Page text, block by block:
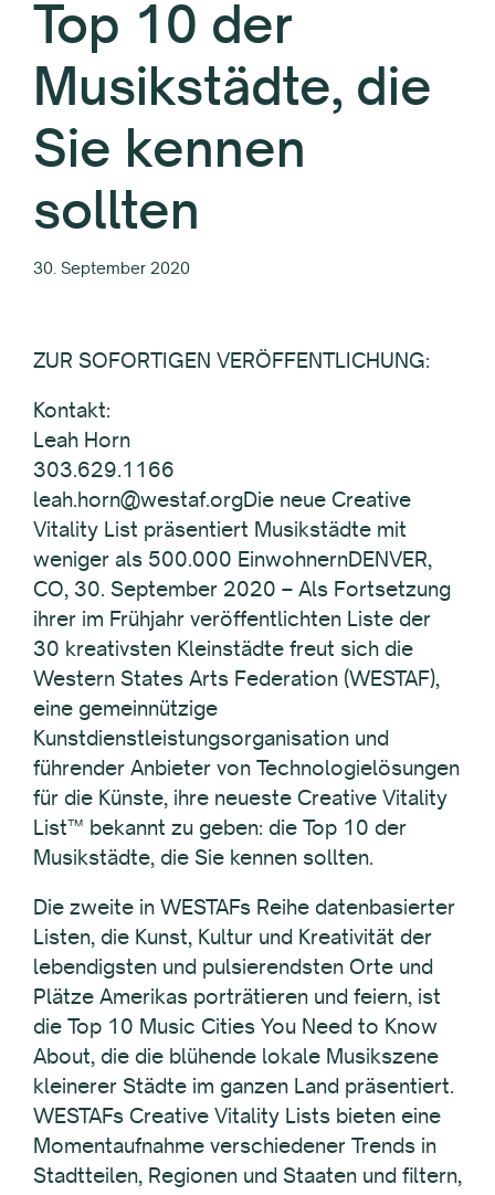
Top 10 der
Musikstädte, die
Sie kennen
sollten
30. September 2020
ZUR SOFORTIGEN VERÖFFENTLICHUNG:
Kontakt:
Leah Horn
303.629.1166
leah.horn@westaf.orgDie neue Creative
Vitality List präsentiert Musikstädte mit
weniger als 500.000 EinwohnernDENVER,
CO, 30. September 2020 – Als Fortsetzung
ihrer im Frühjahr veröffentlichten Liste der
30 kreativsten Kleinstädte freut sich die
Western States Arts Federation (WESTAF),
eine gemeinnützige
Kunstdienstleistungsorganisation und
führender Anbieter von Technologielösungen
für die Künste, ihre neueste Creative Vitality
List™ bekannt zu geben: die Top 10 der
Musikstädte, die Sie kennen sollten.
Die zweite in WESTAFs Reihe datenbasierter
Listen, die Kunst, Kultur und Kreativität der
lebendigsten und pulsierendsten Orte und
Plätze Amerikas porträtieren und feiern, ist
die Top 10 Music Cities You Need to Know
About, die die blühende lokale Musikszene
kleinerer Städte im ganzen Land präsentiert.
WESTAFs Creative Vitality Lists bieten eine
Momentaufnahme verschiedener Trends in
Stadtteilen, Regionen und Staaten und filtern,